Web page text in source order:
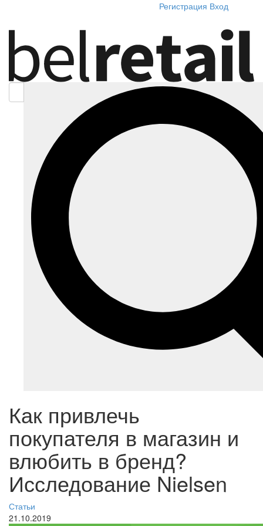
Регистрация Вход
Как привлечь
покупателя в магазин и
влюбить в бренд?
Исследование Nielsen
Статьи
21.10.2019